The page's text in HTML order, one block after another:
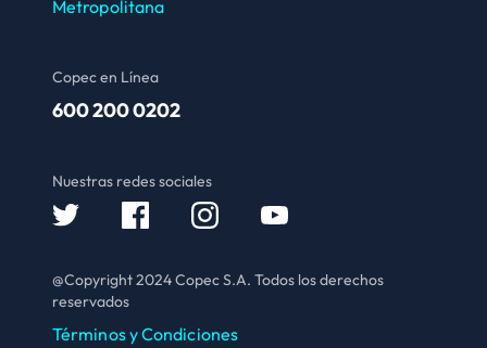
Metropolitana
Copec en Línea
600 200 0202
Nuestras redes sociales
@Copyright 2024 Copec S.A. Todos los derechos
reservados
Términos y Condiciones